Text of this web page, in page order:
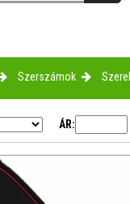
Szerszámok
ÁR: